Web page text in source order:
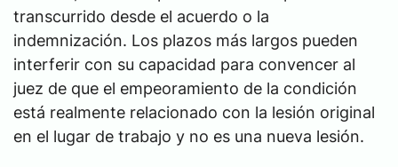
transcurrido desde el acuerdo o la
indemnización. Los plazos más largos pueden
interferir con su capacidad para convencer al
juez de que el empeoramiento de la condición
está realmente relacionado con la lesión original
en el lugar de trabajo y no es una nueva lesión.